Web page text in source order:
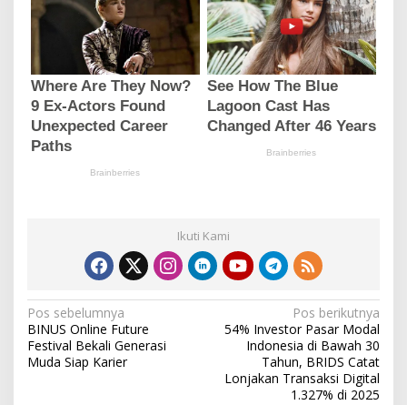
Ikuti Kami
N
a
v
Pos sebelumnya
BINUS Online Future
Festival Bekali Generasi
Muda Siap Karier
Pos berikutnya
54% Investor Pasar Modal
Indonesia di Bawah 30
Tahun, BRIDS Catat
Lonjakan Transaksi Digital
1.327% di 2025